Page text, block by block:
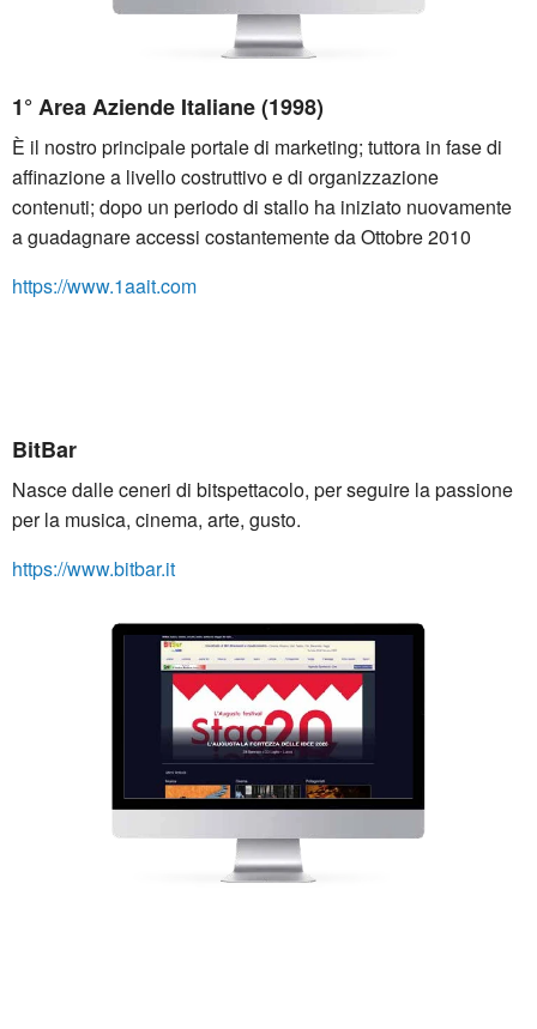
1° Area Aziende Italiane (1998)
È il nostro principale portale di marketing; tuttora in fase di
affinazione a livello costruttivo e di organizzazione
contenuti; dopo un periodo di stallo ha iniziato nuovamente
a guadagnare accessi costantemente da Ottobre 2010
https://www.1aait.com
BitBar
Nasce dalle ceneri di bitspettacolo, per seguire la passione
per la musica, cinema, arte, gusto.
https://www.bitbar.it